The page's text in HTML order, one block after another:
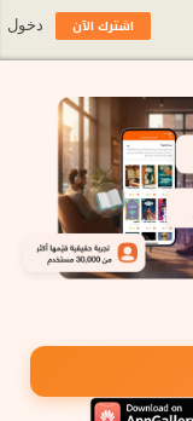
اشترك الآن دخول